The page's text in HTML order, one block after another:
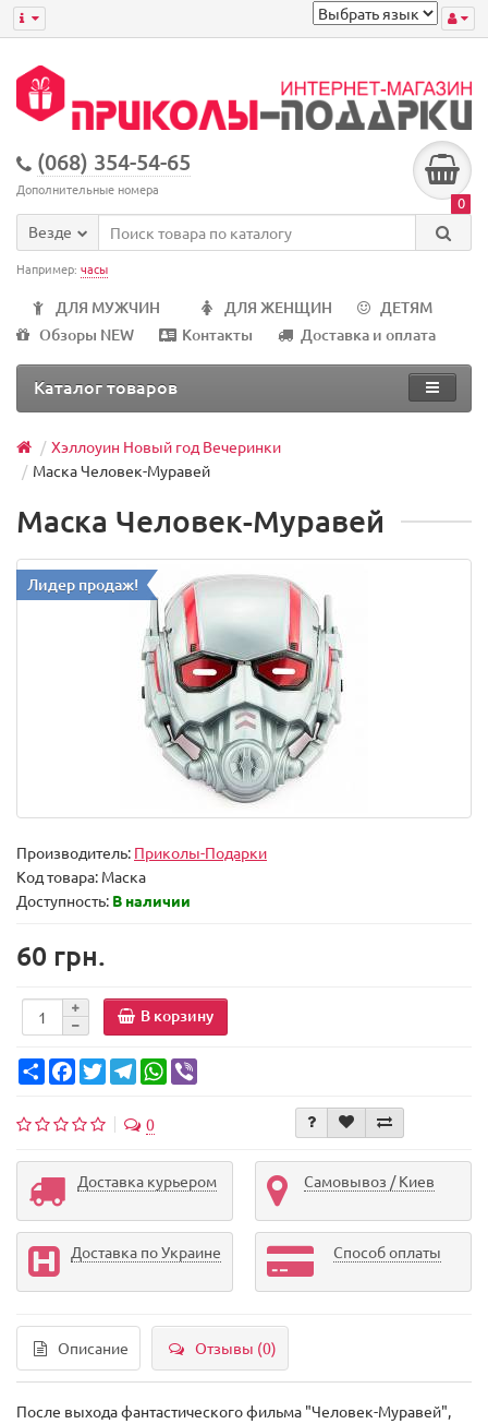
(068) 354-54-65
Дополнительные номера
0
Везде
Например: часы
ДЛЯ МУЖЧИН ДЛЯ ЖЕНЩИН
ДЕТЯМ
Обзоры NEW
Контакты Доставка и оплата
Каталог товаров
Хэллоуин Новый год Вечеринки
Маска Человек-Муравей
Маска Человек-Муравей
Лидер продаж!
Производитель: Приколы-Подарки
Код товара: Маска
Доступность: В наличии
60 грн.
В корзину
Share FacebookTwitterTelegramWhatsApp
0
Доставка курьером Самовывоз / Киев
Доставка по Украине Способ оплаты
Описание Отзывы (0)
После выхода фантастического фильма "Человек-Муравей",